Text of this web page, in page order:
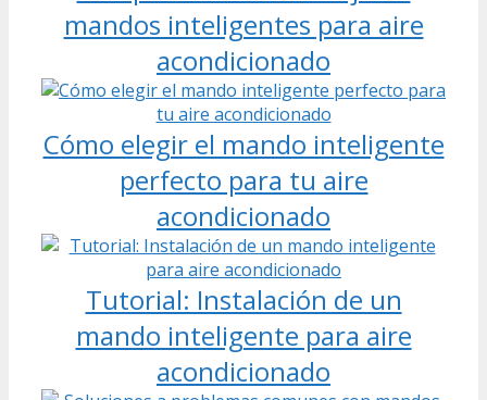
mandos inteligentes para aire
acondicionado
Cómo elegir el mando inteligente
perfecto para tu aire
acondicionado
Tutorial: Instalación de un
mando inteligente para aire
acondicionado